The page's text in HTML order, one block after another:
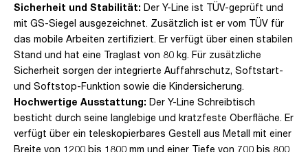
Sicherheit und Stabilität: Der Y-Line ist TÜV-geprüft und
mit GS-Siegel ausgezeichnet. Zusätzlich ist er vom TÜV für
das mobile Arbeiten zertifiziert. Er verfügt über einen stabilen
Stand und hat eine Traglast von 80 kg. Für zusätzliche
Sicherheit sorgen der integrierte Auffahrschutz, Softstart-
und Softstop-Funktion sowie die Kindersicherung.
Hochwertige Ausstattung: Der Y-Line Schreibtisch
besticht durch seine langlebige und kratzfeste Oberfläche. Er
verfügt über ein teleskopierbares Gestell aus Metall mit einer
Breite von 1200 bis 1800 mm und einer Tiefe von 700 bis 800